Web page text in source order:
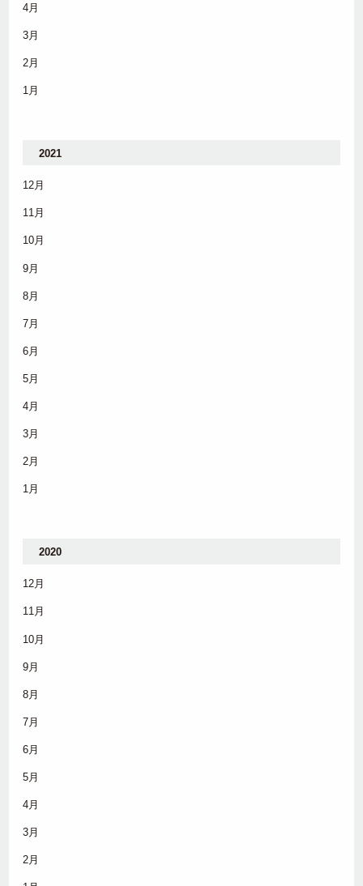
4月
3月
2月
1月
2021
12月
11月
10月
9月
8月
7月
6月
5月
4月
3月
2月
1月
2020
12月
11月
10月
9月
8月
7月
6月
5月
4月
3月
2月